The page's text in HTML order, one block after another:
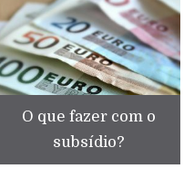
O que fazer com o
subsídio?